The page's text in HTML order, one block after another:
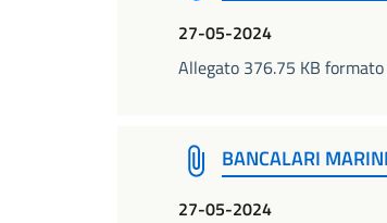
27-05-2024
Allegato 376.75 KB
BANCALARI
27-05-2024